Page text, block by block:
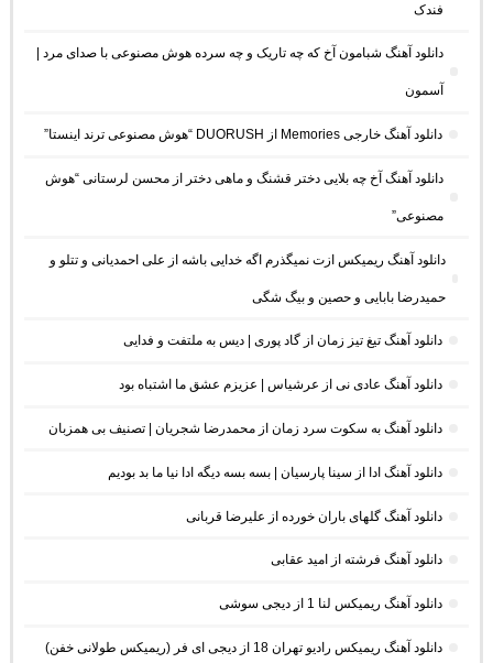
فندک
دانلود آهنگ شبامون آخ که چه تاریک و چه سرده هوش مصنوعی با صدای مرد |
آسمون
دانلود آهنگ خارجی Memories از DUORUSH “هوش مصنوعی ترند اینستا”
دانلود آهنگ آخ چه بلایی دختر قشنگ و ماهی دختر از محسن لرستانی “هوش
مصنوعی”
دانلود آهنگ ریمیکس ازت نمیگذرم اگه خدایی باشه از علی احمدیانی و تتلو و
حمیدرضا بابایی و حصین و بیگ شگی
دانلود آهنگ تیغ تیز زمان از گاد پوری | دیس به ملتفت و فدایی
دانلود آهنگ عادی نی از عرشیاس | عزیزم عشق ما اشتباه بود
دانلود آهنگ به سکوت سرد زمان از محمدرضا شجریان | تصنیف بی همزبان
دانلود آهنگ ادا از سینا پارسیان | بسه بسه دیگه ادا نیا ما بد بودیم
دانلود آهنگ گلهای باران خورده از علیرضا قربانی
دانلود آهنگ فرشته از امید عقابی
دانلود آهنگ ریمیکس لنا 1 از دیجی سوشی
دانلود آهنگ ریمیکس رادیو تهران 18 از دیجی ای فر (ریمیکس طولانی خفن)